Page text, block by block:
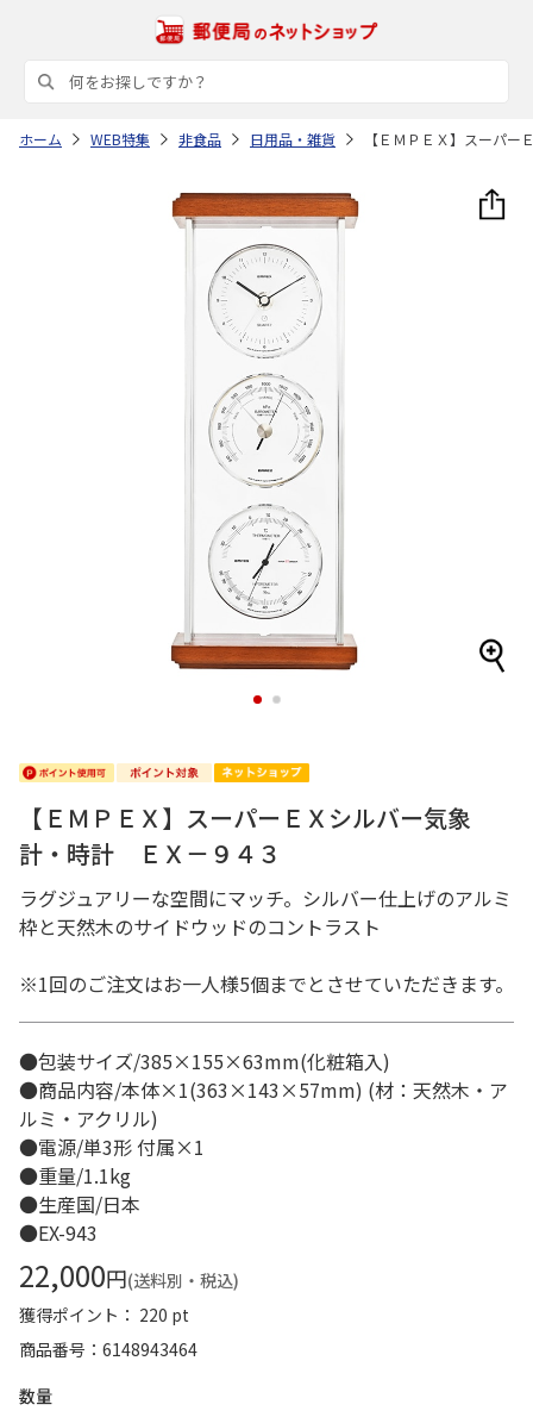
ホーム WEB特集 非食品 日用品・雑貨 【ＥＭＰＥＸ】スーパ
1 2
【ＥＭＰＥＸ】スーパーＥＸシルバー気象
計・時計 ＥＸ－９４３
ラグジュアリーな空間にマッチ。シルバー仕上げのアルミ
枠と天然木のサイドウッドのコントラスト
※1回のご注文はお一人様5個までとさせていただきます。
●包装サイズ/385×155×63mm(化粧箱入)
●商品内容/本体×1(363×143×57mm) (材：天然木・ア
ルミ・アクリル)
●電源/単3形 付属×1
●重量/1.1kg
●生産国/日本
●EX-943
22,000円(送料別・税込)
獲得ポイント： 220 pt
商品番号
6148943464
数量